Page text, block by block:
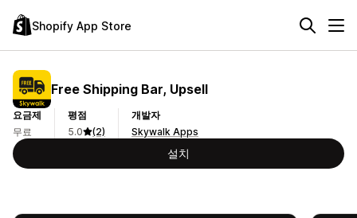
Shopify App Store
Free Shipping Bar, Upsell
요금제
무료
평점
5.0
(2)
개발자
Skywalk Apps
설치